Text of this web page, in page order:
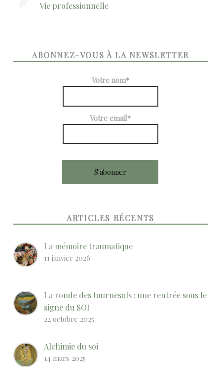
Vie professionnelle
ABONNEZ-VOUS À LA NEWSLETTER
Votre nom*
Votre email*
ARTICLES RÉCENTS
La mémoire traumatique
11 janvier 2026
La ronde des tournesols : une rentrée sous le
signe du SOI
22 octobre 2025
Alchimie du soi
14 mars 2025